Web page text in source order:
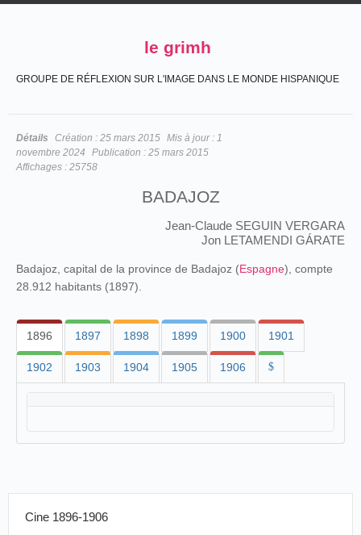
le grimh
GROUPE DE RÉFLEXION SUR L'IMAGE DANS LE MONDE HISPANIQUE
Détails Création : 25 mars 2015 Mis à jour : 1
novembre 2024
Publication : 25 mars 2015
Affichages : 25758
BADAJOZ
Jean-Claude SEGUIN VERGARA
Jon LETAMENDI GÁRATE
Badajoz, capital de la province de Badajoz (Espagne), compte
28.912 habitants (1897).
1896 1897 1898 1899 1900 1901
1902 1903 1904 1905 1906 $
Cine 1896-1906